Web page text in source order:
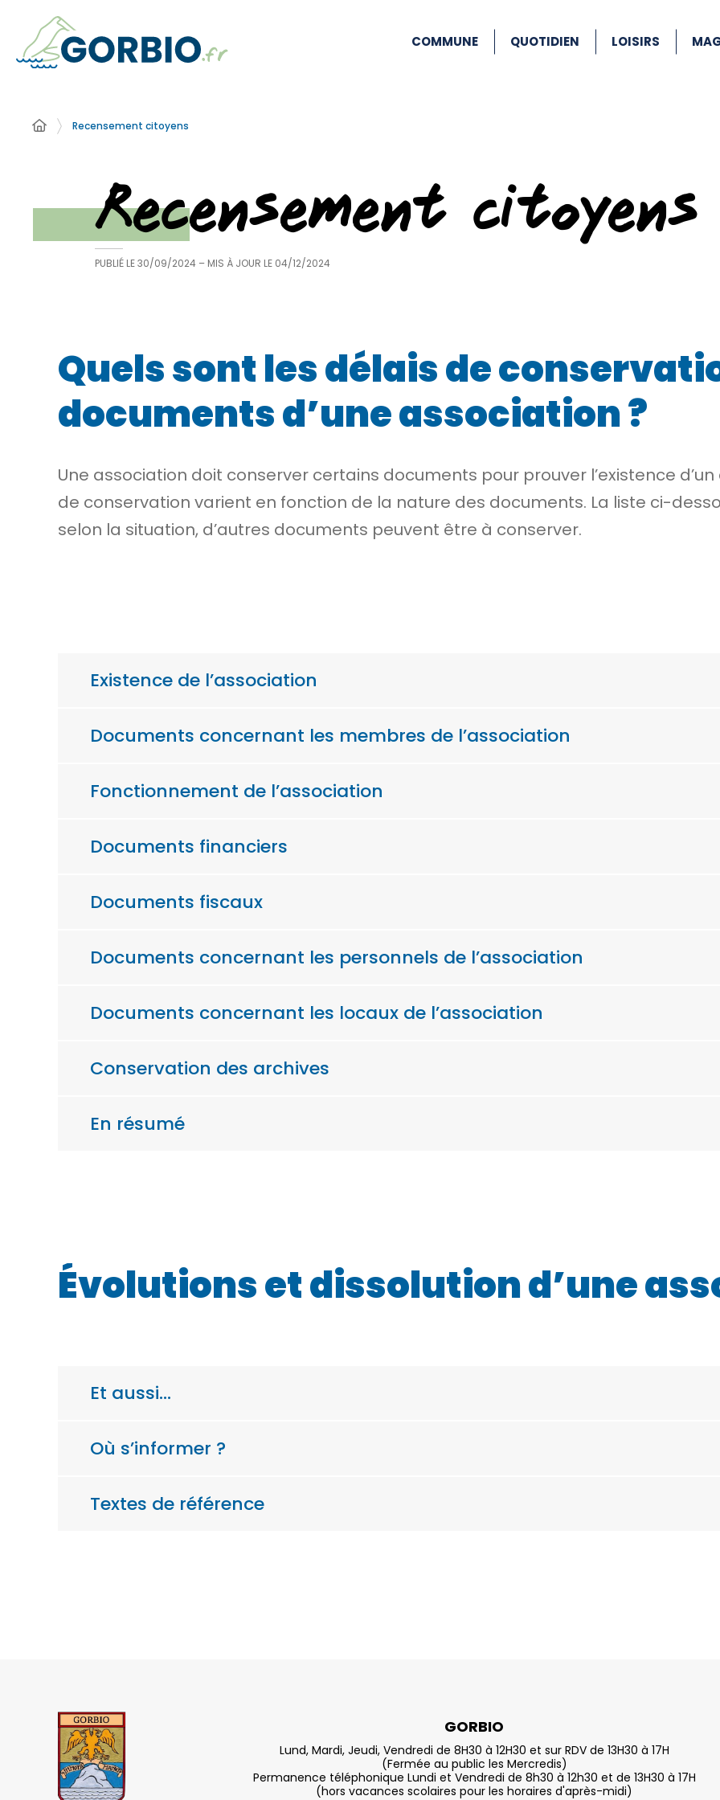
COMMUNE QUOTIDIEN LOISIRS
Recensement citoyens
Recensement citoyens
PUBLIÉ LE30/09/2024 – MIS À JOUR LE 04/12/2024
Quels sont les délais de
documents d’une association ?
Une association doit conserver certains documents pour prouver l’existence
de conservation varient en fonction de la nature des documents. La liste ci-
selon la situation, d’autres documents peuvent être à conserver.
Existence de l’association
Documents concernant les membres de l’association
Fonctionnement de l’association
Documents financiers
Documents fiscaux
Documents concernant les personnels de l’association
Documents concernant les locaux de l’association
Conservation des archives
En résumé
Évolutions et dissolution d’une
Et aussi…
Où s’informer ?
Textes de référence
GORBIO
Lund, Mardi, Jeudi, Vendredi de 8H30 à 12H30 et sur RDV de 13H30 à 17H
(Fermée au public les Mercredis)
Permanence téléphonique Lundi et Vendredi de 8h30 à 12h30 et de 13H30 à 17H
(hors vacances scolaires pour les horaires d'après-midi)